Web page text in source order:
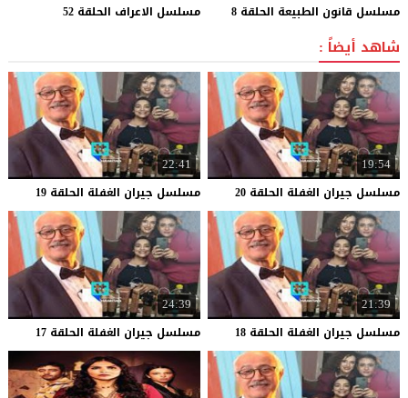
مسلسل قانون الطبيعة الحلقة 8 مسلسل الاعراف الحلقة 52
شاهد أيضاً :
19:54
مسلسل جيران الغفلة الحلقة 20
22:41
مسلسل جيران الغفلة الحلقة 19
21:39
مسلسل جيران الغفلة الحلقة 18
24:39
مسلسل جيران الغفلة الحلقة 17